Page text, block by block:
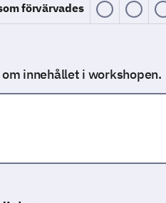
förvärvades
innehållet i workshopen.